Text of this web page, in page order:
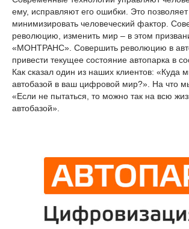
ему, исправляют его ошибки. Это
минимизировать человеческий фактор.
революцию, изменить мир – в этом
«МОНТРАНС». Совершить революцию в
привести текущее состояние автопарка в
Как сказал один из наших клиентов: «Куда
автобазой в ваш цифровой мир?». На что
«Если не пытаться, то можно так на всю
автобазой».